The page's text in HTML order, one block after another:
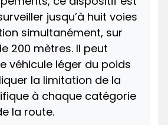
jusqu’à huit voies
simultanément, sur
200 mètres. Il peut
véhicule léger du poids
la limitation de la
à chaque catégorie
la route.